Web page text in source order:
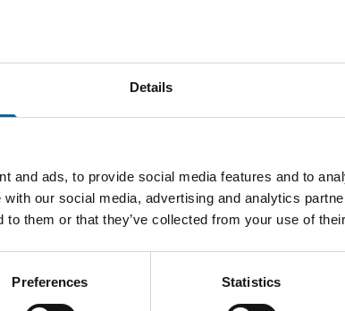
Details
and ads, to provide social media features and to
our social media, advertising and analytics
to them or that they’ve collected from your use of
Preferences Statistics
och välfungerande
kabeltrumma i
som träavfall.
reduceras.
utan också till
som gör det enkelt